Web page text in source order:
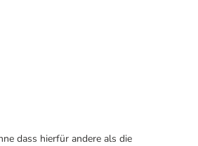
dass hierfür andere als die